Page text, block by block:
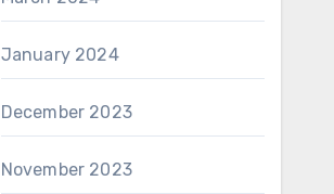
January 2024
December 2023
November 2023